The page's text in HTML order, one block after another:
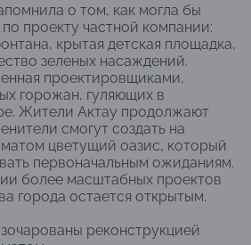
о том, как могла бы
проекту частной компании:
крытая детская площадка,
зеленых насаждений.
проектировщиками,
горожан, гуляющих в
Жители Актау продолжают
смогут создать на
цветущий оазис, который
первоначальным ожиданиям.
более масштабных проектов
города остается открытым.